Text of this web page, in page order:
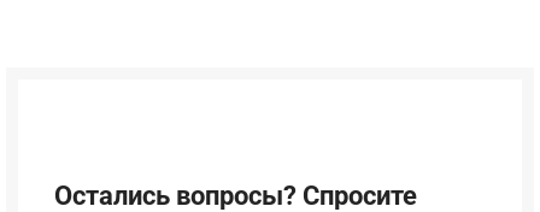
Остались вопросы? Спросите